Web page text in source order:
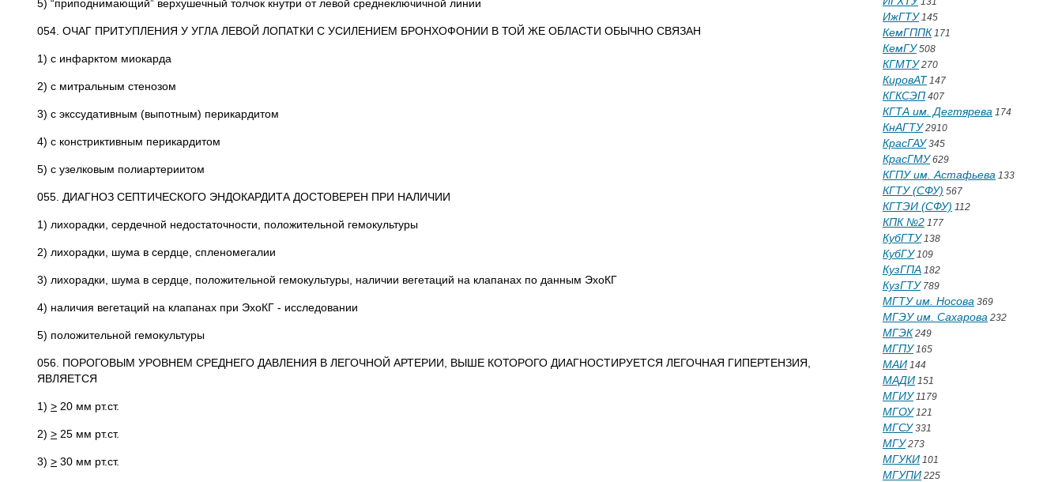
5) “приподнимающий” верхушечный толчок кнутри от левой среднеключичной линии
054. ОЧАГ ПРИТУПЛЕНИЯ У УГЛА ЛЕВОЙ ЛОПАТКИ С УСИЛЕНИЕМ БРОНХОФОНИИ В ТОЙ ЖЕ ОБЛАСТИ ОБЫЧНО СВЯЗАН
1) с инфарктом миокарда
2) с митральным стенозом
3) с экссудативным (выпотным) перикардитом
4) с констриктивным перикардитом
5) с узелковым полиартериитом
055. ДИАГНОЗ СЕПТИЧЕСКОГО ЭНДОКАРДИТА ДОСТОВЕРЕН ПРИ НАЛИЧИИ
1) лихорадки, сердечной недостаточности, положительной гемокультуры
2) лихорадки, шума в сердце, спленомегалии
3) лихорадки, шума в сердце, положительной гемокультуры, наличии вегетаций на клапанах по данным ЭхоКГ
4) наличия вегетаций на клапанах при ЭхоКГ - исследовании
5) положительной гемокультуры
056. ПОРОГОВЫМ УРОВНЕМ СРЕДНЕГО ДАВЛЕНИЯ В ЛЕГОЧНОЙ АРТЕРИИ, ВЫШЕ КОТОРОГО ДИАГНОСТИРУЕТСЯ ЛЕГОЧНАЯ ГИПЕРТЕНЗИЯ,
ЯВЛЯЕТСЯ
1) > 20 мм рт.ст.
2) > 25 мм рт.ст.
3) > 30 мм рт.ст.
ИжГТУ145
КемГППК 171
КемГУ508
КГМТУ270
КировАТ 147
КГКСЭП 407
КГТА им. Дегтярева 174
КнАГТУ2910
КрасГАУ345
КрасГМУ629
КГПУ им. Астафьева 133
КГТУ (СФУ) 567
КГТЭИ (СФУ) 112
КПК №2 177
КубГТУ138
КубГУ109
КузГПА 182
КузГТУ789
МГТУ им. Носова 369
МГЭУ им. Сахарова 232
МГЭК 249
МГПУ165
МАИ 144
МАДИ 151
МГИУ1179
МГОУ121
МГСУ331
МГУ273
МГУКИ 101
МГУПИ 225